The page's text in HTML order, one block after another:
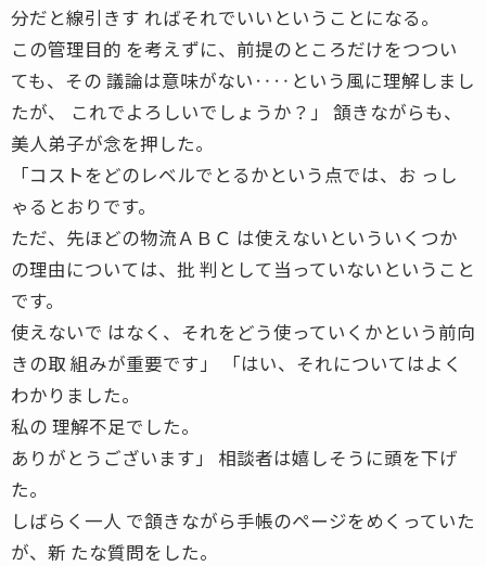
分だと線引きす ればそれでいいということになる。
この管理目的 を考えずに、前提のところだけをつつい
ても、その 議論は意味がない‥‥という風に理解しまし
たが、 これでよろしいでしょうか？」 頷きながらも、
美人弟子が念を押した。
「コストをどのレベルでとるかという点では、お っし
ゃるとおりです。
ただ、先ほどの物流ＡＢＣ は使えないといういくつか
の理由については、批 判として当っていないということ
です。
使えないで はなく、それをどう使っていくかという前向
きの取 組みが重要です」 「はい、それについてはよく
わかりました。
私の 理解不足でした。
ありがとうございます」 相談者は嬉しそうに頭を下げ
た。
しばらく一人 で頷きながら手帳のページをめくっていた
が、新 たな質問をした。